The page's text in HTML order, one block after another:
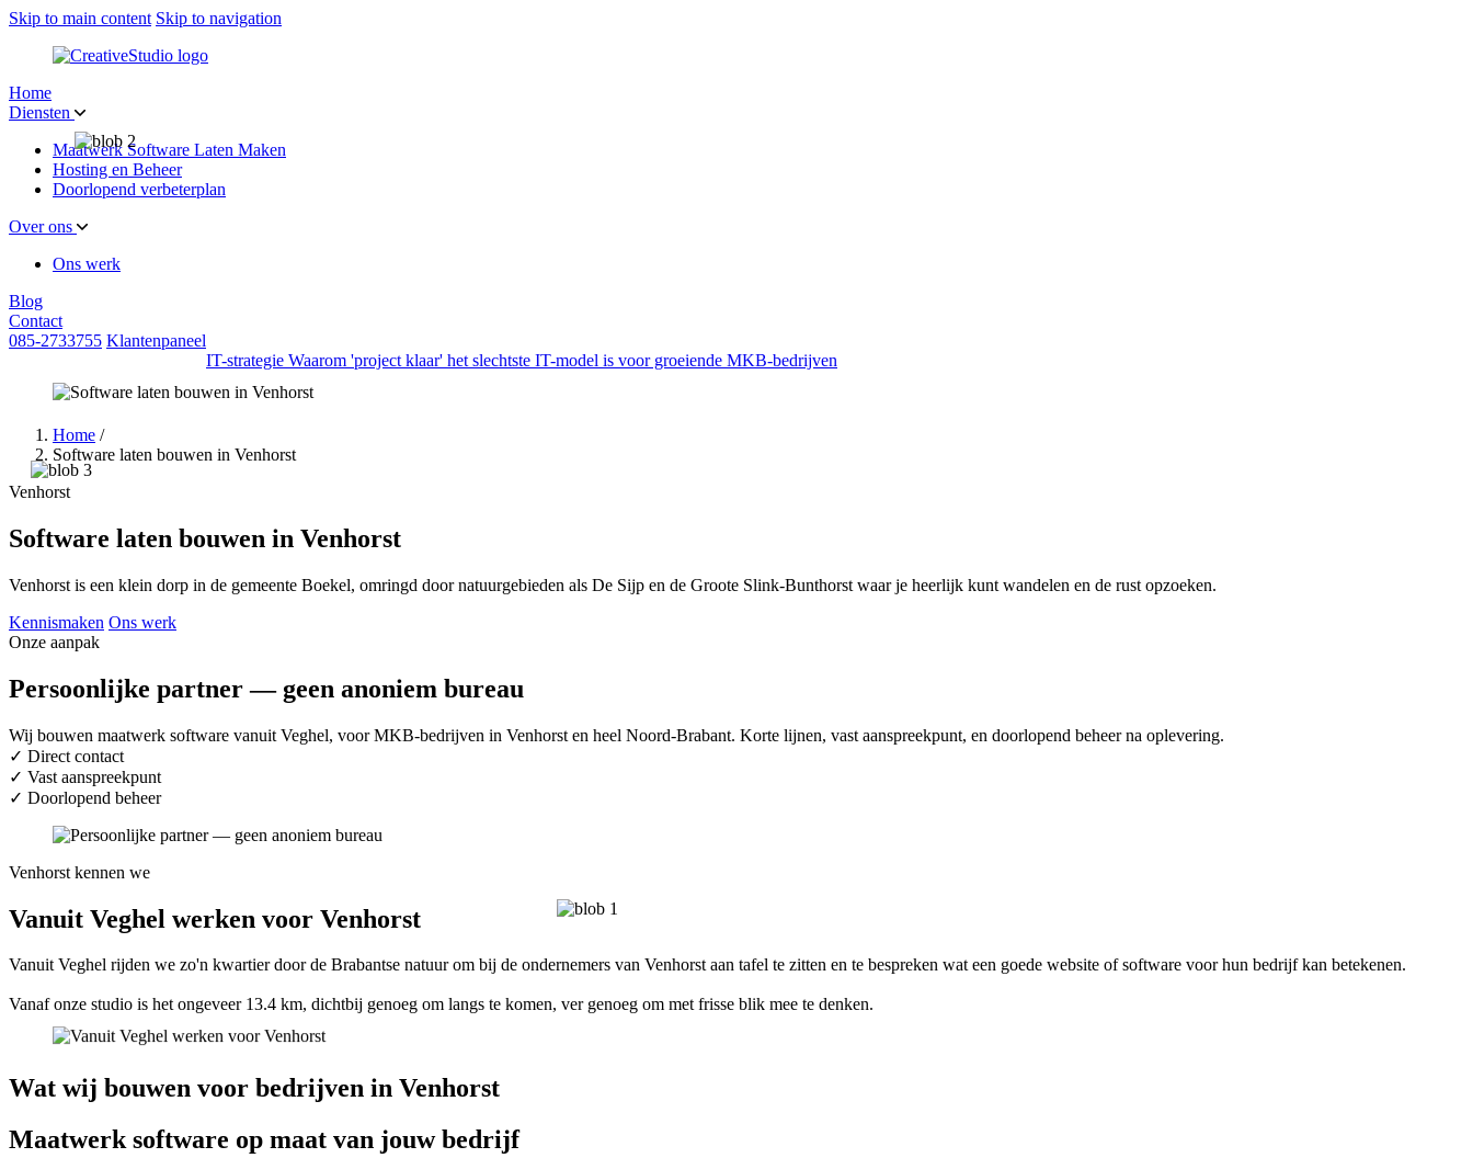
Skip to main content Skip to navigation
Home
Diensten
Maatwerk Software Laten Maken
Hosting en Beheer
Doorlopend verbeterplan
Over ons
Ons werk
Blog
Contact
085-2733755 Klantenpaneel
IT-strategie Waarom 'project klaar' het slechtste IT-model is voor groeiende MKB-bedrijven
Home /
Software laten bouwen in Venhorst
Venhorst
Software laten bouwen in Venhorst
Venhorst is een klein dorp in de gemeente Boekel, omringd door natuurgebieden als De Sijp en de Groote Slink-Bunthorst waar je heerlijk kunt wandelen en de rust opzoeken.
Kennismaken Ons werk
Onze aanpak
Persoonlijke partner — geen anoniem bureau
Wij bouwen maatwerk software vanuit Veghel, voor MKB-bedrijven in Venhorst en heel Noord-Brabant. Korte lijnen, vast aanspreekpunt, en doorlopend beheer na oplevering.
✓ Direct contact
✓ Vast aanspreekpunt
✓ Doorlopend beheer
Venhorst kennen we
Vanuit Veghel werken voor Venhorst
Vanuit Veghel rijden we zo'n kwartier door de Brabantse natuur om bij de ondernemers van Venhorst aan tafel te zitten en te bespreken wat een goede website of software voor hun bedrijf kan betekenen.
Vanaf onze studio is het ongeveer 13.4 km, dichtbij genoeg om langs te komen, ver genoeg om met frisse blik mee te denken.
Wat wij bouwen voor bedrijven in Venhorst
Maatwerk software op maat van jouw bedrijf